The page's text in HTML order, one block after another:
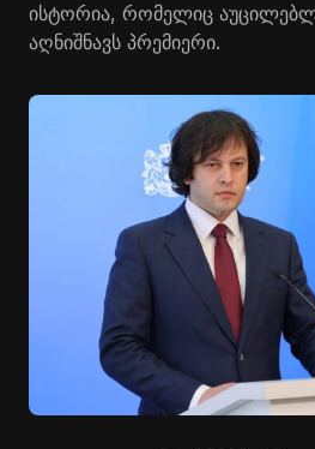
ისტორია, რომელიც
აღნიშნავს პრემიერი.